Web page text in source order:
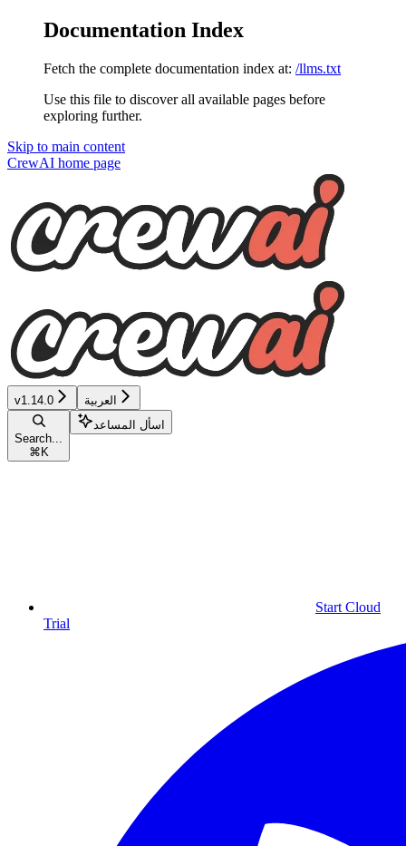
Documentation Index
Fetch the complete documentation index at: /llms.txt
Use this file to discover all available pages before
exploring further.
Skip to main content
CrewAI home page
v1.14.0 العربية
Search...
⌘ K
اسأل المساعد
Start Cloud
Trial